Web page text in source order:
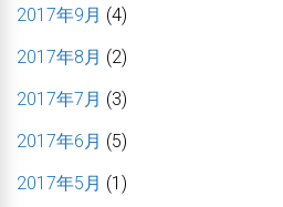
2017年9月 (4)
2017年8月 (2)
2017年7月 (3)
2017年6月 (5)
2017年5月 (1)